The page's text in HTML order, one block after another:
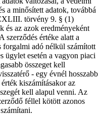
a minősített adatok, továbbá
törvény 9. § (1)
és az azok eredményeként
szerződés értéke alatt a
forgalmi adó nélkül számított
ügylet esetén a vagyon piaci
összeget kell
- egy évnél hosszabb
kiszámításakor az
kell alapul venni. Az
féllel kötött azonos